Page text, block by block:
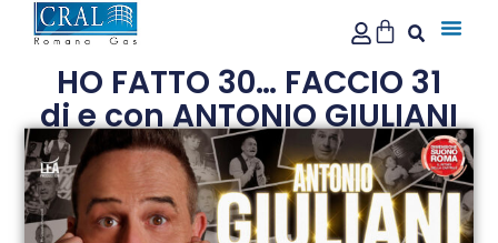
HO FATTO 30… FACCIO 31
di e con ANTONIO GIULIANI
Pubblicato il: Marzo 24, 2025